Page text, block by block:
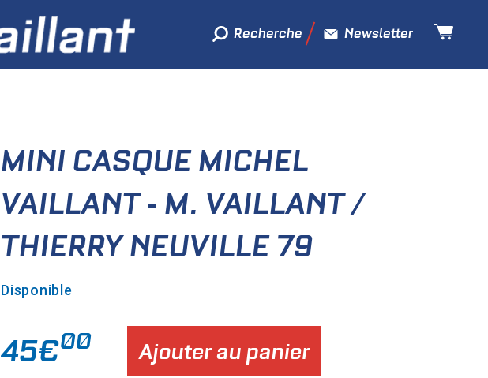
Recherche Newsletter
MINI CASQUE MICHEL
VAILLANT - M. VAILLANT /
THIERRY NEUVILLE 79
Disponible
45€00 Ajouter au panier